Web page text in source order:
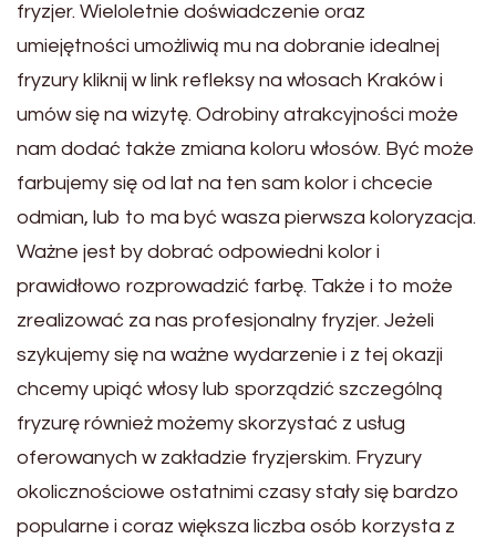
fryzjer. Wieloletnie doświadczenie oraz
umiejętności umożliwią mu na dobranie idealnej
fryzury kliknij w link refleksy na włosach Kraków i
umów się na wizytę. Odrobiny atrakcyjności może
nam dodać także zmiana koloru włosów. Być może
farbujemy się od lat na ten sam kolor i chcecie
odmian, lub to ma być wasza pierwsza koloryzacja.
Ważne jest by dobrać odpowiedni kolor i
prawidłowo rozprowadzić farbę. Także i to może
zrealizować za nas profesjonalny fryzjer. Jeżeli
szykujemy się na ważne wydarzenie i z tej okazji
chcemy upiąć włosy lub sporządzić szczególną
fryzurę również możemy skorzystać z usług
oferowanych w zakładzie fryzjerskim. Fryzury
okolicznościowe ostatnimi czasy stały się bardzo
popularne i coraz większa liczba osób korzysta z